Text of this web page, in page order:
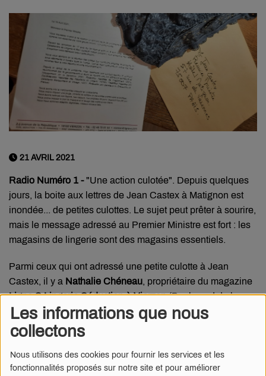
Les informations que nous
collectons
Nous utilisons des cookies pour fournir les services et les
fonctionnalités proposés sur notre site et pour améliorer
21 AVRIL 2021
Radio Numéro 1 -"Une action culotée". Depuis quelques
jours, la boite aux lettres de Jean Castex à Matignon est
inondée... de petites culottes. Le sujet peut prêter à sourire,
mais le message adressé au Premier Ministre est fort : les
magasins de lingerie sont des magasins essentiels.
Parmi ceux qui ont adressé une petite culotte à Jean
Castex, il y a Nathalie Chéneau, propriétaire du magazine
Ligne S Lingerie Séduction à Vierzon(Boulevard de la
République).